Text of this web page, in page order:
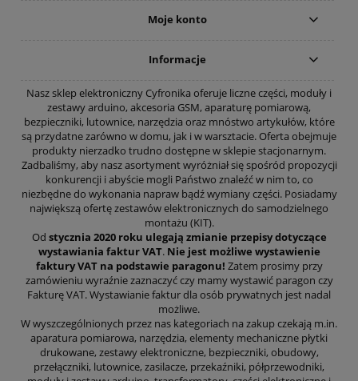
Moje konto
Informacje
Nasz sklep elektroniczny Cyfronika oferuje liczne części, moduły i
zestawy arduino, akcesoria GSM, aparaturę pomiarową,
bezpieczniki, lutownice, narzędzia oraz mnóstwo artykułów, które
są przydatne zarówno w domu, jak i w warsztacie. Oferta obejmuje
produkty nierzadko trudno dostępne w sklepie stacjonarnym.
Zadbaliśmy, aby nasz asortyment wyróżniał się spośród propozycji
konkurencji i abyście mogli Państwo znaleźć w nim to, co
niezbędne do wykonania napraw bądź wymiany części. Posiadamy
największą ofertę zestawów elektronicznych do samodzielnego
montażu (KIT).
Od stycznia 2020 roku ulegają zmianie przepisy dotyczące
wystawiania faktur VAT. Nie jest możliwe wystawienie
faktury VAT na podstawie paragonu! Zatem prosimy przy
zamówieniu wyraźnie zaznaczyć czy mamy wystawić paragon czy
Fakturę VAT. Wystawianie faktur dla osób prywatnych jest nadal
możliwe.
W wyszczególnionych przez nas kategoriach na zakup czekają m.in.
aparatura pomiarowa, narzędzia, elementy mechaniczne płytki
drukowane, zestawy elektroniczne, bezpieczniki, obudowy,
przełączniki, lutownice, zasilacze, przekaźniki, półprzewodniki,